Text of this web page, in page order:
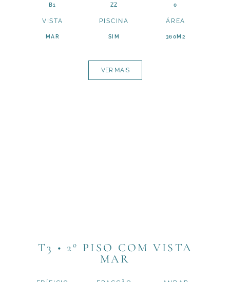
B1 ZZ 0
VISTA
MAR
PISCINA
SIM
ÁREA
360M2
VER MAIS
T3 • 2º PISO COM VISTA
MAR